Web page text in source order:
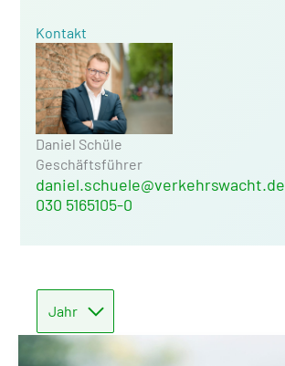
Kontakt
Daniel Schüle
Geschäftsführer
daniel.schuele@verkehrswacht.de
030 5165105-0